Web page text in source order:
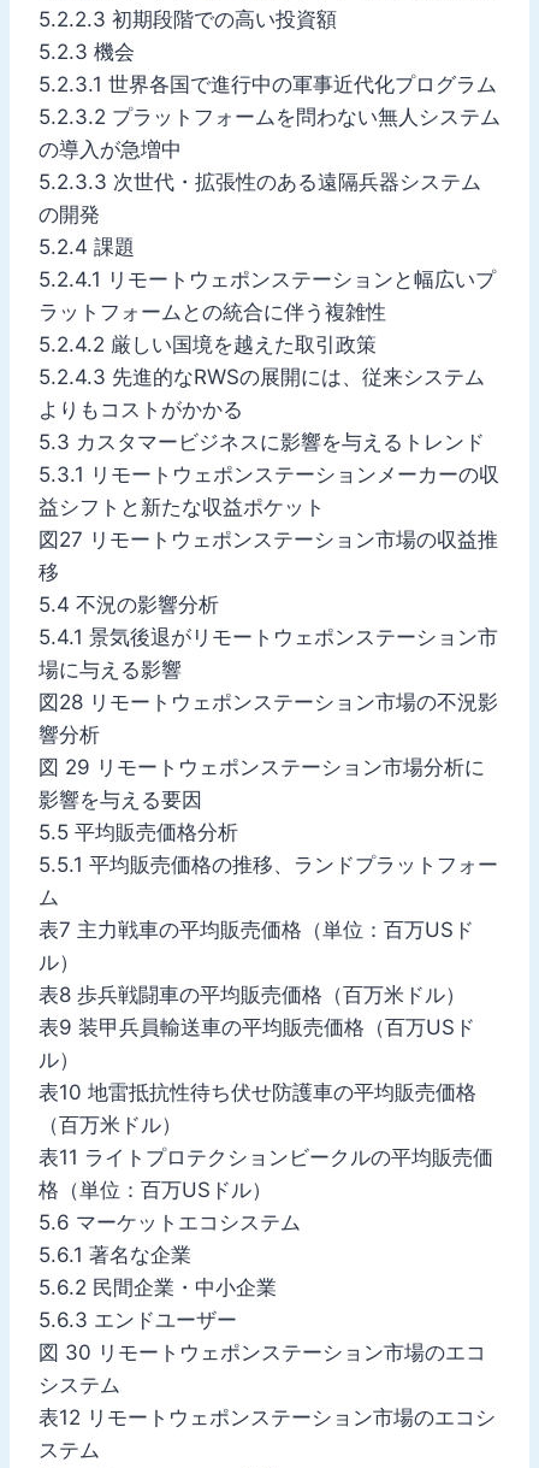
5.2.2.3 初期段階での高い投資額
5.2.3 機会
5.2.3.1 世界各国で進行中の軍事近代化プログラム
5.2.3.2 プラットフォームを問わない無人システム
の導入が急増中
5.2.3.3 次世代・拡張性のある遠隔兵器システム
の開発
5.2.4 課題
5.2.4.1 リモートウェポンステーションと幅広いプ
ラットフォームとの統合に伴う複雑性
5.2.4.2 厳しい国境を越えた取引政策
5.2.4.3 先進的なRWSの展開には、従来システム
よりもコストがかかる
5.3 カスタマービジネスに影響を与えるトレンド
5.3.1 リモートウェポンステーションメーカーの収
益シフトと新たな収益ポケット
図27 リモートウェポンステーション市場の収益推
移
5.4 不況の影響分析
5.4.1 景気後退がリモートウェポンステーション市
場に与える影響
図28 リモートウェポンステーション市場の不況影
響分析
図 29 リモートウェポンステーション市場分析に
影響を与える要因
5.5 平均販売価格分析
5.5.1 平均販売価格の推移、ランドプラットフォー
ム
表7 主力戦車の平均販売価格（単位：百万USド
ル）
表8 歩兵戦闘車の平均販売価格（百万米ドル）
表9 装甲兵員輸送車の平均販売価格（百万USド
ル）
表10 地雷抵抗性待ち伏せ防護車の平均販売価格
（百万米ドル）
表11 ライトプロテクションビークルの平均販売価
格（単位：百万USドル）
5.6 マーケットエコシステム
5.6.1 著名な企業
5.6.2 民間企業・中小企業
5.6.3 エンドユーザー
図 30 リモートウェポンステーション市場のエコ
システム
表12 リモートウェポンステーション市場のエコシ
ステム